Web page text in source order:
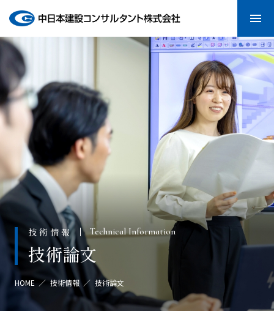
menu
技術情報 Technical Information
技術論文
HOME ／ 技術情報 ／ 技術論文